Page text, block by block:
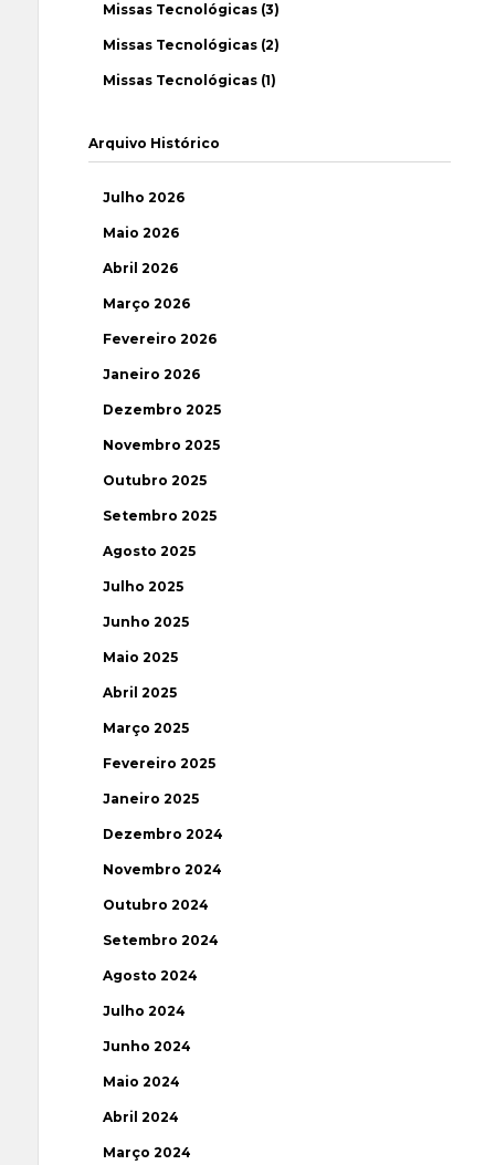
Missas Tecnológicas (3)
Missas Tecnológicas (2)
Missas Tecnológicas (1)
Arquivo Histórico
Julho 2026
Maio 2026
Abril 2026
Março 2026
Fevereiro 2026
Janeiro 2026
Dezembro 2025
Novembro 2025
Outubro 2025
Setembro 2025
Agosto 2025
Julho 2025
Junho 2025
Maio 2025
Abril 2025
Março 2025
Fevereiro 2025
Janeiro 2025
Dezembro 2024
Novembro 2024
Outubro 2024
Setembro 2024
Agosto 2024
Julho 2024
Junho 2024
Maio 2024
Abril 2024
Março 2024